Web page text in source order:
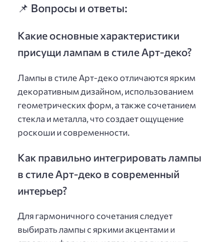
📌 Вопросы и ответы:
Какие основные характеристики
присущи лампам в стиле Арт-деко?
Лампы в стиле Арт-деко отличаются ярким
декоративным дизайном, использованием
геометрических форм, а также сочетанием
стекла и металла, что создает ощущение
роскоши и современности.
Как правильно интегрировать лампы
в стиле Арт-деко в современный
интерьер?
Для гармоничного сочетания следует
выбирать лампы с яркими акцентами и